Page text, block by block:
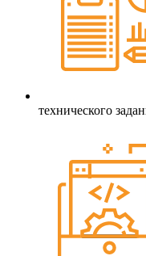
технического